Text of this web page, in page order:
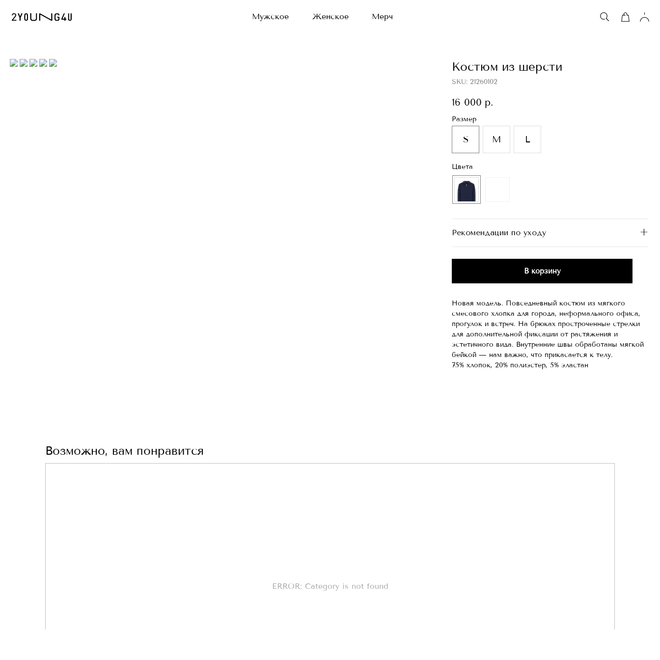
Мужское Женское Мерч
Костюм из шерсти
SKU: 21260102
16 000 р.
Размер
S M L
Цвета
Рекомендации по уходу
В корзину
Новая модель. Повседневный костюм из мягкого
смесового хлопка для города, неформального офиса,
прогулок и встреч. На брюках простроченные стрелки
для дополнительной фиксации от растяжения и
эстетичного вида. Внутренние швы обработаны мягкой
бейкой — нам важно, что прикасается к телу.
75% хлопок, 20% полиэстер, 5% эластан
Возможно, вам понравится
ERROR: Category is not found